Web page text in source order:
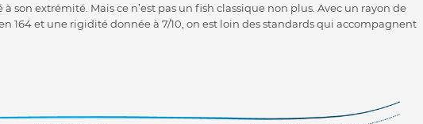
son extrémité. Mais ce n’est pas un fish classique non plus. Avec un rayon de
164 et une rigidité donnée à 7/10, on est loin des standards qui accompagnent